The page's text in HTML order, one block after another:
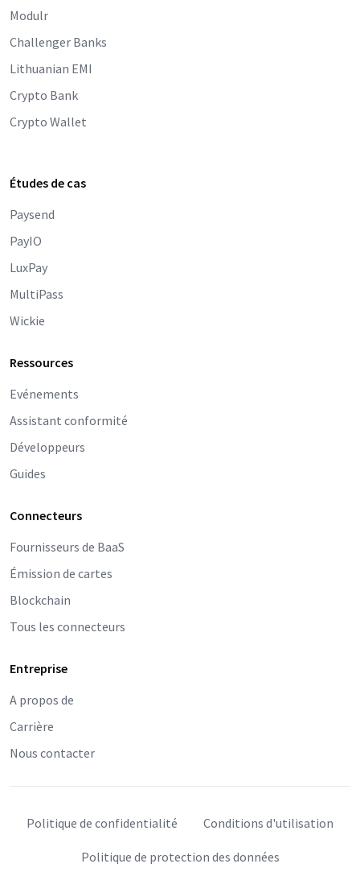
Modulr
Challenger Banks
Lithuanian EMI
Crypto Bank
Crypto Wallet
Études de cas
Paysend
PayIO
LuxPay
MultiPass
Wickie
Ressources
Evénements
Assistant conformité
Développeurs
Guides
Connecteurs
Fournisseurs de BaaS
Émission de cartes
Blockchain
Tous les connecteurs
Entreprise
A propos de
Carrière
Nous contacter
Politique de confidentialité Conditions d'utilisation
Politique de protection des données